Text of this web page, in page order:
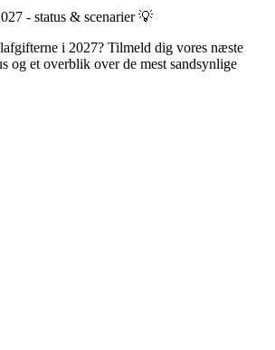
- status & scenarier 💡
i 2027? Tilmeld dig vores næste
og et overblik over de mest sandsynlige